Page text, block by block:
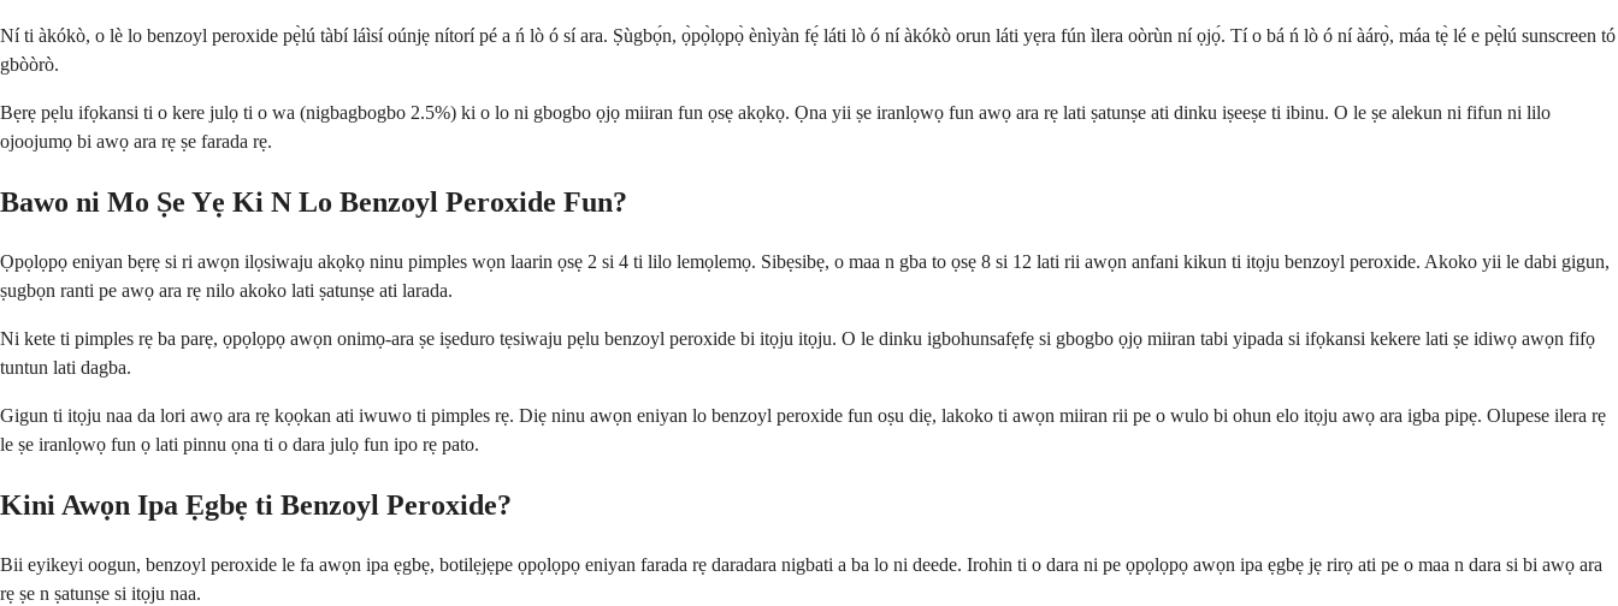
Ní ti àkókò, o lè lo benzoyl peroxide pẹ̀lú tàbí láìsí oúnjẹ nítorí pé a ń lò ó sí ara. Ṣùgbọ́n, ọ̀pọ̀lọpọ̀ ènìyàn fẹ́ láti lò ó ní àkókò orun láti yẹra fún ìlera oòrùn ní ọjọ́. Tí o bá ń lò ó ní àárọ̀, máa tẹ̀ lé e pẹ̀lú sunscreen tó
gbòòrò.
Bẹrẹ pẹlu ifọkansi ti o kere julọ ti o wa (nigbagbogbo 2.5%) ki o lo ni gbogbo ọjọ miiran fun ọsẹ akọkọ. Ọna yii ṣe iranlọwọ fun awọ ara rẹ lati ṣatunṣe ati dinku iṣeeṣe ti ibinu. O le ṣe alekun ni fifun ni lilo
ojoojumọ bi awọ ara rẹ ṣe farada rẹ.
Bawo ni Mo Ṣe Yẹ Ki N Lo Benzoyl Peroxide Fun?
Ọpọlọpọ eniyan bẹrẹ si ri awọn ilọsiwaju akọkọ ninu pimples wọn laarin ọsẹ 2 si 4 ti lilo lemọlemọ. Sibẹsibẹ, o maa n gba to ọsẹ 8 si 12 lati rii awọn anfani kikun ti itọju benzoyl peroxide. Akoko yii le dabi gigun,
ṣugbọn ranti pe awọ ara rẹ nilo akoko lati ṣatunṣe ati larada.
Ni kete ti pimples rẹ ba parẹ, ọpọlọpọ awọn onimọ-ara ṣe iṣeduro tẹsiwaju pẹlu benzoyl peroxide bi itọju itọju. O le dinku igbohunsafẹfẹ si gbogbo ọjọ miiran tabi yipada si ifọkansi kekere lati ṣe idiwọ awọn fifọ
tuntun lati dagba.
Gigun ti itọju naa da lori awọ ara rẹ kọọkan ati iwuwo ti pimples rẹ. Diẹ ninu awọn eniyan lo benzoyl peroxide fun oṣu diẹ, lakoko ti awọn miiran rii pe o wulo bi ohun elo itọju awọ ara igba pipẹ. Olupese ilera rẹ
le ṣe iranlọwọ fun ọ lati pinnu ọna ti o dara julọ fun ipo rẹ pato.
Kini Awọn Ipa Ẹgbẹ ti Benzoyl Peroxide?
Bii eyikeyi oogun, benzoyl peroxide le fa awọn ipa ẹgbẹ, botilẹjẹpe ọpọlọpọ eniyan farada rẹ daradara nigbati a ba lo ni deede. Irohin ti o dara ni pe ọpọlọpọ awọn ipa ẹgbẹ jẹ rirọ ati pe o maa n dara si bi awọ ara
rẹ ṣe n ṣatunṣe si itọju naa.